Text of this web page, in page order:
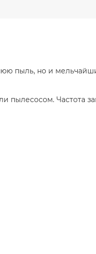
пыль, но и
пылесосом. Частота